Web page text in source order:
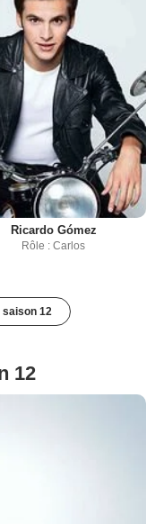
Ricardo Gómez
Rôle : Carlos
saison 12
12